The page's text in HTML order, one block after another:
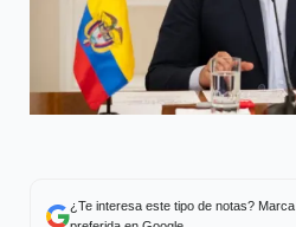
¿Te interesa este tipo de notas? Marca